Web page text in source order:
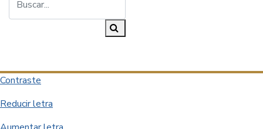
Contraste
Reducir letra